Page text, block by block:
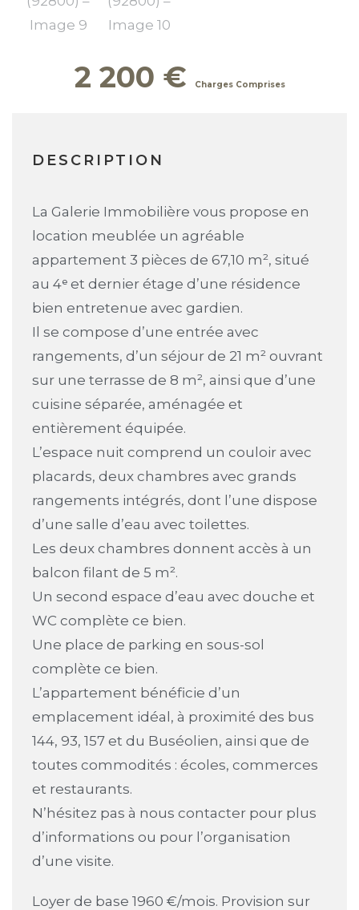
2 200 €
DESCRIPTION
La Galerie Immobilière vous propose en
location meublée un agréable
appartement 3 pièces de 67,10 m², situé
au 4ᵉ et dernier étage d’une résidence
bien entretenue avec gardien.
Il se compose d’une entrée avec
rangements, d’un séjour de 21 m² ouvrant
sur une terrasse de 8 m², ainsi que d’une
cuisine séparée, aménagée et
entièrement équipée.
L’espace nuit comprend un couloir avec
placards, deux chambres avec grands
rangements intégrés, dont l’une dispose
d’une salle d’eau avec toilettes.
Les deux chambres donnent accès à un
balcon filant de 5 m².
Un second espace d’eau avec douche et
WC complète ce bien.
Une place de parking en sous-sol
complète ce bien.
L’appartement bénéficie d’un
emplacement idéal, à proximité des bus
144, 93, 157 et du Buséolien, ainsi que de
toutes commodités : écoles, commerces
et restaurants.
N’hésitez pas à nous contacter pour plus
d’informations ou pour l’organisation
d’une visite.
Loyer de base 1960 €/mois. Provision sur